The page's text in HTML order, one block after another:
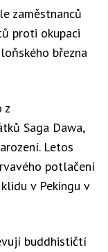
zaměstnanců
proti okupaci
března
z
Saga Dawa,
Letos
potlačení
v Pekingu v
buddhističtí